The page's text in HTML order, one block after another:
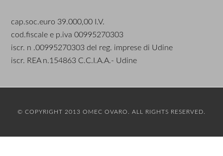
cap.soc.euro 39.000,00 I.V.
cod.fiscale e p.iva 00995270303
iscr. n .00995270303 del reg. imprese di Udine
iscr. REA n.154863 C.C.I.A.A.- Udine
© COPYRIGHT 2013 OMEC OVARO. ALL RIGHTS RESERVED.